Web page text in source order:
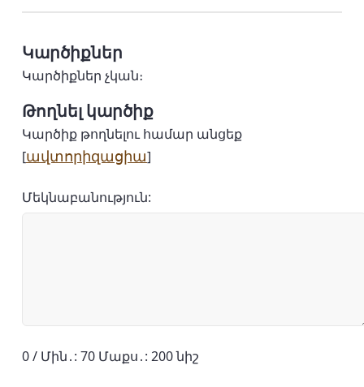
Կարծիքներ
Կարծիքներ չկան։
Թողնել կարծիք
Կարծիք թողնելու համար անցեք
[ավտորիզացիա]
Մեկնաբանություն:
0 / Մին․: 70 Մաքս․: 200 նիշ